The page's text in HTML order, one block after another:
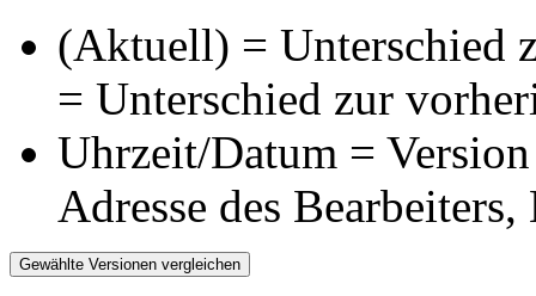
(Aktuell) = Unterschied
= Unterschied zur
Uhrzeit/Datum =
Adresse des